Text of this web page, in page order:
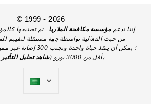
© 1999 - 2026
إننا ندعممؤسسة مكافحة الملاريا.. تم تصنيفها
من حيث الفعالية بواسطة جهة مستقلة لتقييم
بأقل من 3000 يورو (
شاهد تحليل ).